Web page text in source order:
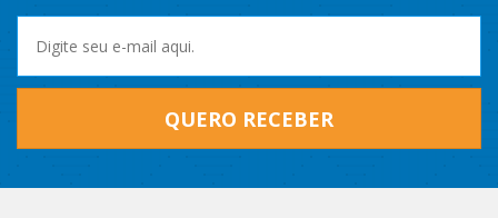
QUERO RECEBER